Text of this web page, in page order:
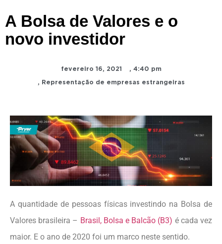
A Bolsa de Valores e o
novo investidor
fevereiro 16, 2021 , 4:40 pm
, Representação de empresas estrangeiras
A quantidade de pessoas físicas investindo na Bolsa de
Valores brasileira – Brasil, Bolsa e Balcão (B3) é cada vez
maior. E o ano de 2020 foi um marco neste sentido.